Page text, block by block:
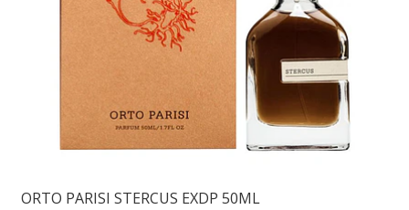
ORTO PARISI STERCUS EXDP 50ML